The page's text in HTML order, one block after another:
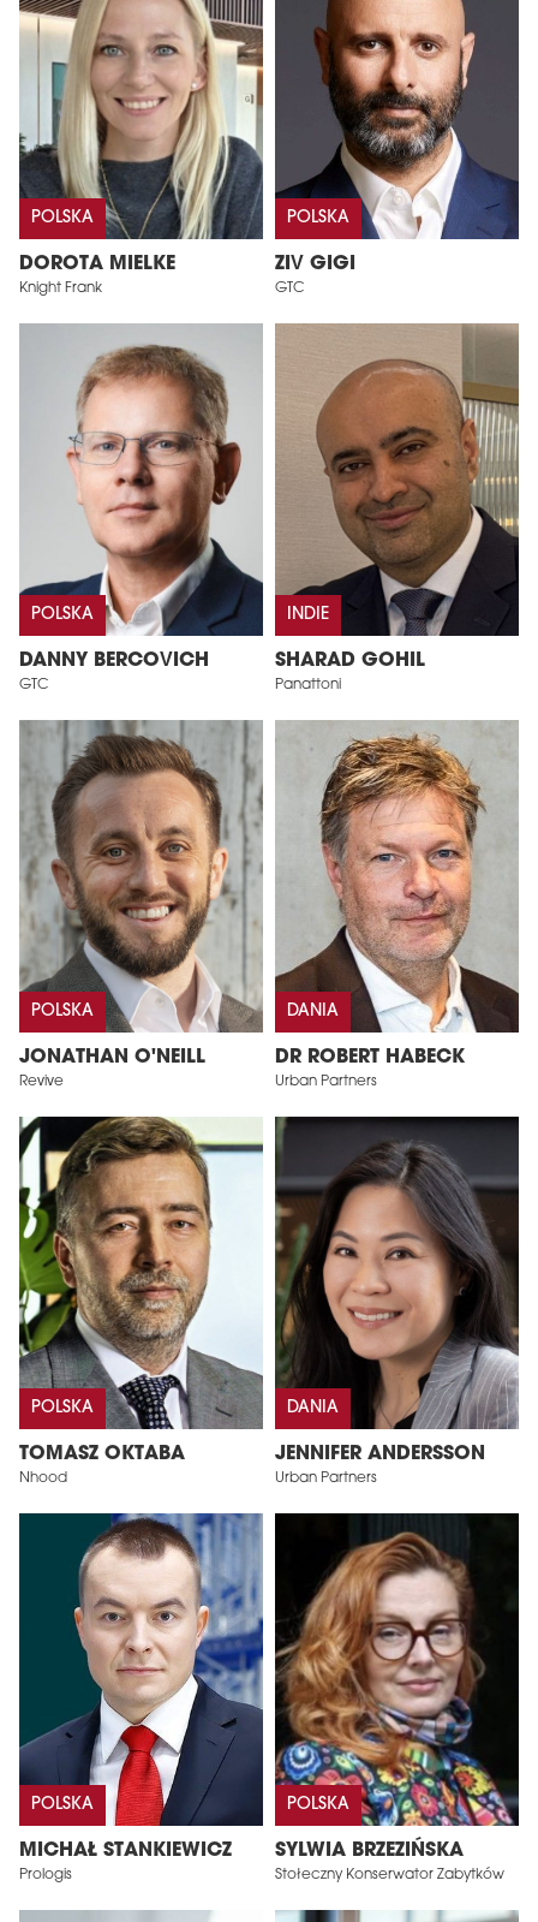
POLSKA
DOROTA MIELKE
Knight Frank
POLSKA
ZIV GIGI
GTC
POLSKA
DANNY BERCOVICH
GTC
INDIE
SHARAD GOHIL
Panattoni
POLSKA
JONATHAN O'NEILL
Revive
DANIA
DR ROBERT HABECK
Urban Partners
POLSKA
TOMASZ OKTABA
Nhood
DANIA
JENNIFER ANDERSSON
Urban Partners
POLSKA
MICHAŁ STANKIEWICZ
Prologis
POLSKA
SYLWIA BRZEZIŃSKA
Stołeczny Konserwator Zabytków